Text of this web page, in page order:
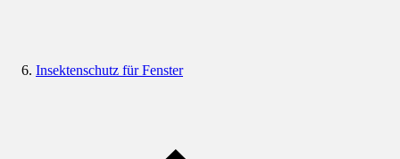
Insektenschutz für Fenster